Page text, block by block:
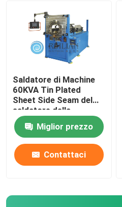
Saldatore di Machine
60KVA Tin Plated
Sheet Side Seam del
saldatore della
cucitura
Miglior prezzo
Contattaci